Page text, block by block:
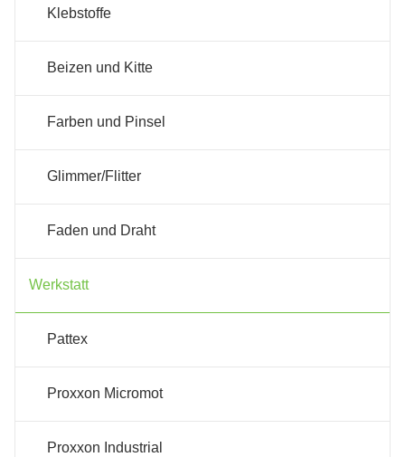
Klebstoffe
Beizen und Kitte
Farben und Pinsel
Glimmer/Flitter
Faden und Draht
Werkstatt
Pattex
Proxxon Micromot
Proxxon Industrial